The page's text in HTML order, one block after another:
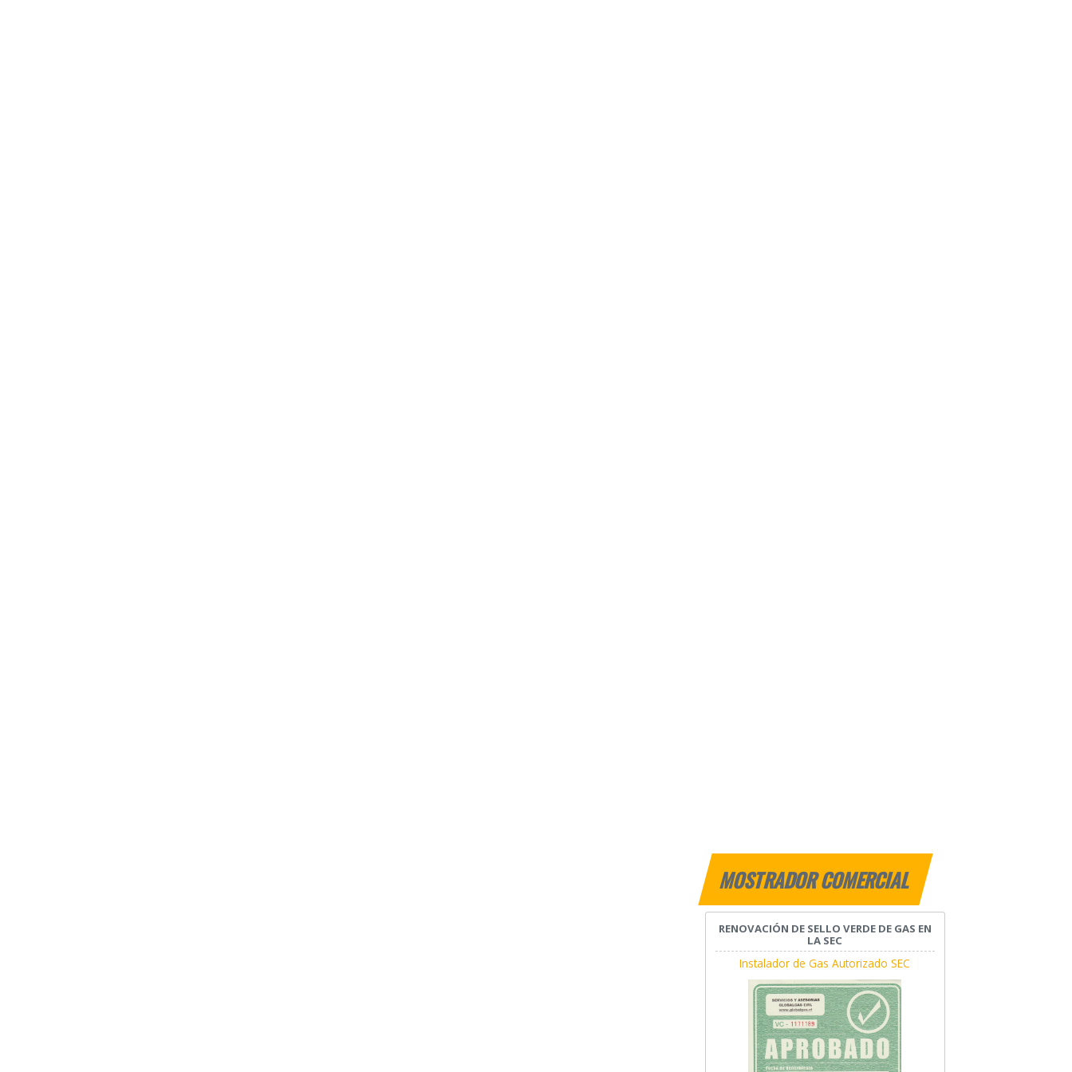
MOSTRADOR COMERCIAL
RENOVACIÓN DE SELLO VERDE DE GAS EN
LA SEC
Instalador de Gas Autorizado SEC